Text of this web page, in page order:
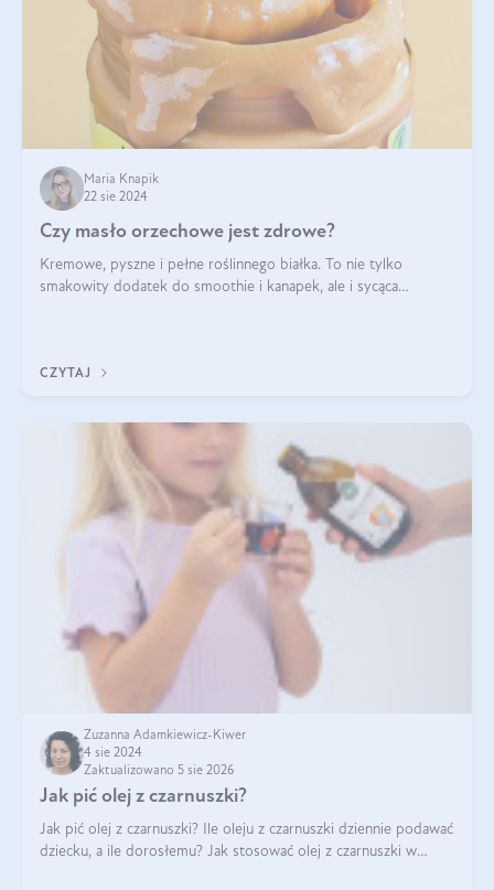
Maria Knapik
22 sie 2024
Czy masło orzechowe jest zdrowe?
Kremowe, pyszne i pełne roślinnego białka. To nie tylko
smakowity dodatek do smoothie i kanapek, ale i sycąca
CZYTAJ
Zuzanna Adamkiewicz-Kiwer
4 sie 2024
Zaktualizowano 5 sie 2026
Jak pić olej z czarnuszki?
Jak pić olej z czarnuszki? Ile oleju z czarnuszki dziennie podawać
dziecku, a ile dorosłemu? Jak stosować olej z czarnuszki w